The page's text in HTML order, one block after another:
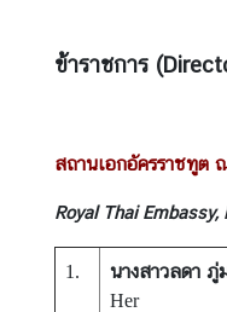
M
a
C
n
ทำ
ข้าราชการ
สถานเอกอัครราชทูต
Royal Thai Embassy,
1. นางสาวลดา ภู่
Her